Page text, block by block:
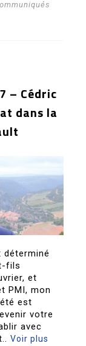
– Cédric
dans la
déterminé
fils
et
PMI, mon
est
votre
avec
Voir plus